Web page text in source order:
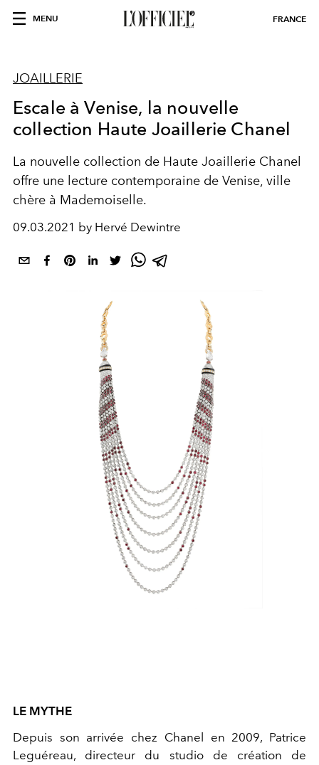
MENU FRANCE
JOAILLERIE
Escale à Venise, la nouvelle
collection Haute Joaillerie Chanel
La nouvelle collection de Haute Joaillerie Chanel
offre une lecture contemporaine de Venise, ville
chère à Mademoiselle.
09.03.2021 by Hervé Dewintre
LE MYTHE
Depuis son arrivée chez Chanel en 2009, Patrice
Leguéreau, directeur du studio de création de